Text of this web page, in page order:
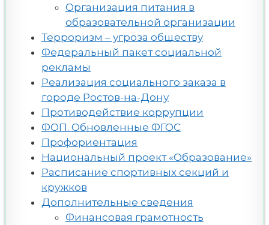
Организация питания в
образовательной организации
Терроризм – угроза обществу
Федеральный пакет социальной
рекламы
Реализация социального заказа в
городе Ростов-на-Дону
Противодействие коррупции
ФОП. Обновленные ФГОС
Профориентация
Национальный проект «Образование»
Расписание спортивных секций и
кружков
Дополнительные сведения
Финансовая грамотность